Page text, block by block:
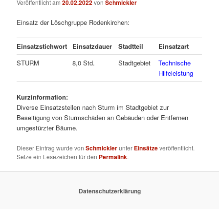
Veröffentlicht am20.02.2022vonSchmickler
Einsatz der Löschgruppe Rodenkirchen:
Einsatzstichwort Einsatzdauer Stadtteil
Einsatzart
STURM
8,0 Std. Stadtgebiet
Technische
Hilfeleistung
Kurzinformation:
Diverse Einsatzstellen nach Sturm im Stadtgebiet zur
Beseitigung von Sturmschäden an Gebäuden oder Entfernen
umgestürzter Bäume.
Dieser Eintrag wurde vonSchmicklerunter Einsätzeveröffentlicht.
Setze ein Lesezeichen für den Permalink.
Datenschutzerklärung